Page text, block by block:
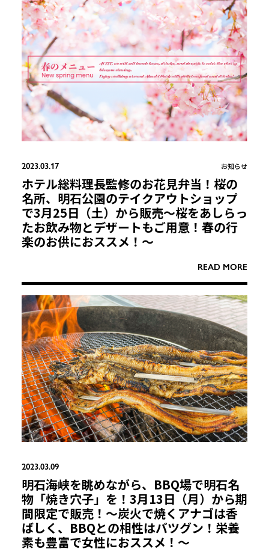
ホテル総料理長監修のお花見弁当！桜の
名所、明石公園のテイクアウトショップ
で3月25日（土）から販売〜桜をあしらっ
たお飲み物とデザートもご用意！春の行
楽のお供におススメ！〜
READ MORE
2023.03.17 お知らせ
明石海峡を眺めながら、BBQ場で明石名
物「焼き穴子」を！3月13日（月）から期
間限定で販売！〜炭火で焼くアナゴは香
ばしく、BBQとの相性はバツグン！栄養
素も豊富で女性におススメ！〜
2023.03.09